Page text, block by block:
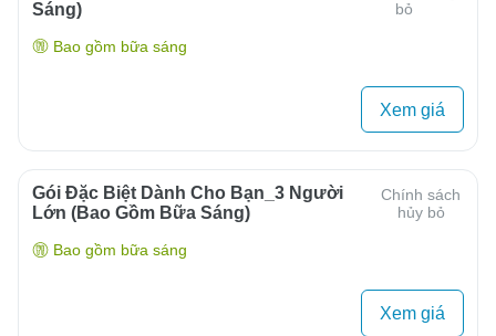
Sáng)
bỏ
Bao gồm bữa sáng
Xem giá
Gói Đặc Biệt Dành Cho Bạn_3 Người
Lớn (bao Gồm Bữa Sáng)
Chính sách
hủy bỏ
Bao gồm bữa sáng
Xem giá